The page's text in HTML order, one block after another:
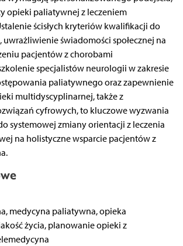
opieki paliatywnej z leczeniem
ścisłych kryteriów kwalifikacji do
świadomości społecznej na
pacjentów z chorobami
specjalistów neurologii w zakresie
paliatywnego oraz zapewnienie
multidyscyplinarnej, także z
cyfrowych, to kluczowe wyzwania
systemowej zmiany orientacji z leczenia
na holistyczne wsparcie pacjentów z
medycyna paliatywna, opieka
życia, planowanie opieki z